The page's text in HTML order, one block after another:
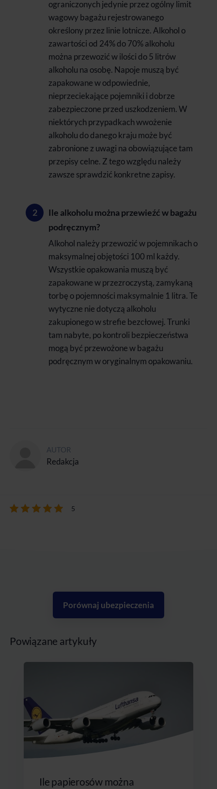
ograniczonych jedynie przez ogólny limit
wagowy bagażu rejestrowanego
określony przez linie lotnicze. Alkohol o
zawartości od 24% do 70% alkoholu
można przewozić w ilości do 5 litrów
alkoholu na osobę. Napoje muszą być
zapakowane w odpowiednie,
nieprzeciekające pojemniki i dobrze
zabezpieczone przed uszkodzeniem. W
niektórych przypadkach wwożenie
alkoholu do danego kraju może być
zabronione z uwagi na obowiązujące tam
przepisy celne. Z tego względu należy
zawsze sprawdzić konkretne zapisy.
Ile alkoholu można przewieźć w bagażu
podręcznym?
Alkohol należy przewozić w pojemnikach o
maksymalnej objętości 100 ml każdy.
Wszystkie opakowania muszą być
zapakowane w przezroczystą, zamykaną
torbę o pojemności maksymalnie 1 litra. Te
wytyczne nie dotyczą alkoholu
zakupionego w strefie bezcłowej. Trunki
tam nabyte, po kontroli bezpieczeństwa
mogą być przewożone w bagażu
podręcznym w oryginalnym opakowaniu.
AUTOR
Redakcja
5
Porównaj ubezpieczenia
Powiązane artykuły
Ile papierosów można